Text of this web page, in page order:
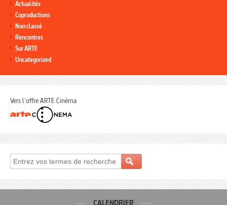
Actualités
Coproductions
Non classé
Rencontres
Sur ARTE
Uncategorized
Vers l'offre ARTE Cinéma